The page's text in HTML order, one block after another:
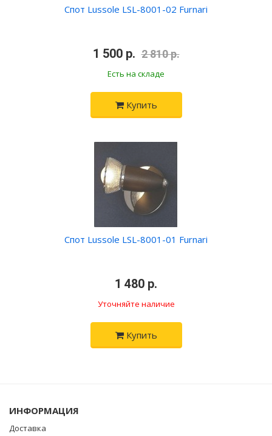
Спот Lussole LSL-8001-02 Furnari
1 500 р. 2 810 р.
Есть на складе
Купить
Спот Lussole LSL-8001-01 Furnari
1 480 р.
Уточняйте наличие
Купить
ИНФОРМАЦИЯ
Доставка